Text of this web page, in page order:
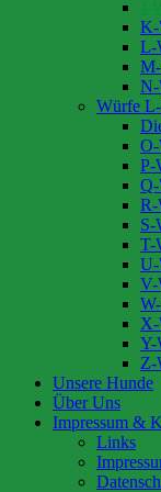
J-
K-
L-
Würfe
P-
R-
S-
T-
V-
Y-
Z-
Unsere Hunde
Über Uns
Impressum &
Links